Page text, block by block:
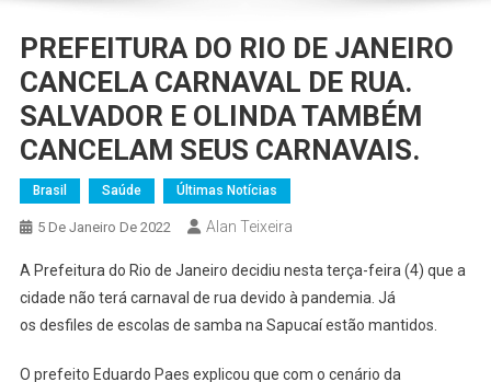
PREFEITURA DO RIO DE JANEIRO
CANCELA CARNAVAL DE RUA.
SALVADOR E OLINDA TAMBÉM
CANCELAM SEUS CARNAVAIS.
Brasil Saúde Últimas Notícias
5 De Janeiro De 2022 Alan Teixeira
A Prefeitura do Rio de Janeiro decidiu nesta terça-feira (4) que a
cidade não terá carnaval de rua devido à pandemia. Já
os desfiles de escolas de samba na Sapucaí estão mantidos.
O prefeito Eduardo Paes explicou que com o cenário da